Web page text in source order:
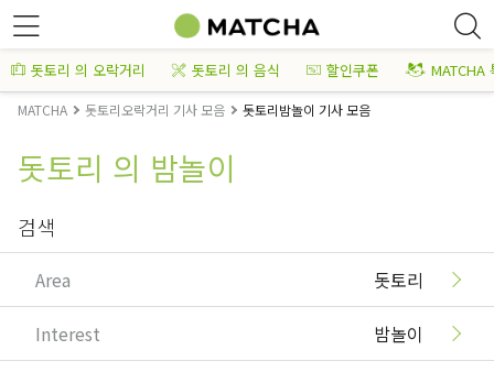
돗토리 의 오락거리 돗토리 의 음식 할인쿠폰 MATCHA
MATCHA 돗토리오락거리 기사 모음 돗토리밤놀이 기사 모음
돗토리 의 밤놀이
검색
Area 돗토리
Interest 밤놀이